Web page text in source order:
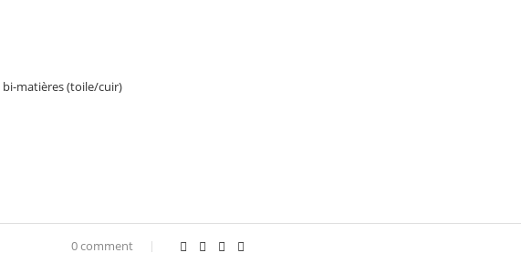
bi-matières (toile/cuir)
0 comment